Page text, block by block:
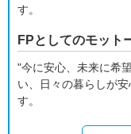
す。
FPとしてのモット
"今に安心、未来に希
い、日々の暮らしが
す。